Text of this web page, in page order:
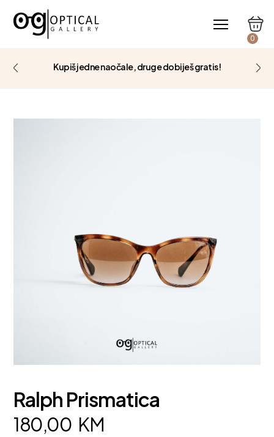
0
Kupiš jedne naočale, druge dobiješ gratis!
Ralph Prismatica
180,00 KM